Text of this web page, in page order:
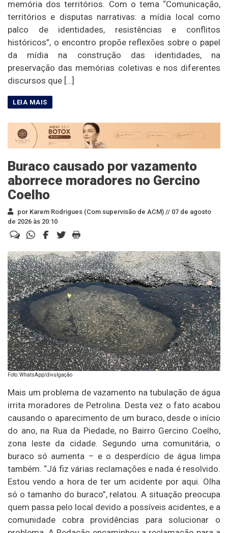
memória dos territórios. Com o tema “Comunicação,
territórios e disputas narrativas: a mídia local como
palco de identidades, resistências e conflitos
históricos”, o encontro propõe reflexões sobre o papel
da mídia na construção das identidades, na
preservação das memórias coletivas e nos diferentes
discursos que […]
Buraco causado por vazamento
aborrece moradores no Gercino
Coelho
por Karem Rodrigues (Com supervisão de ACM) // 07 de agosto
de 2026 às 20:10
Foto: WhatsApp/divulgação
Mais um problema de vazamento na tubulação de água
irrita moradores de Petrolina. Desta vez o fato acabou
causando o aparecimento de um buraco, desde o início
do ano, na Rua da Piedade, no Bairro Gercino Coelho,
zona leste da cidade. Segundo uma comunitária, o
buraco só aumenta – e o desperdício de água limpa
também. “Já fiz várias reclamações e nada é resolvido.
Estou vendo a hora de ter um acidente por aqui. Olha
só o tamanho do buraco”, relatou. A situação preocupa
quem passa pelo local devido a possíveis acidentes, e a
comunidade cobra providências para solucionar o